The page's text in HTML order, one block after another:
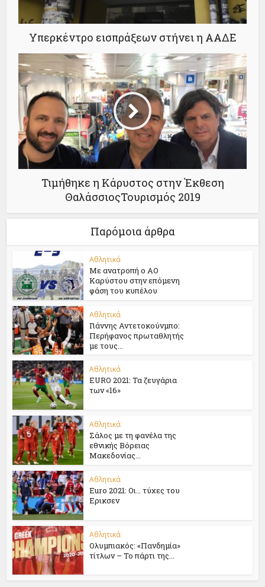
Υπερκέντρο εισπράξεων στήνει η ΑΑΔΕ
Τιμήθηκε η Κάρυστος στην Έκθεση
ΘαλάσσιοςΤουρισμός 2019
Παρόμοια άρθρα
Αθλητικά
Με ανατροπή ο ΑΟ
Καρύστου στην επόμενη
φάση του κυπέλου
Αθλητικά
Γιάννης Αντετοκούνμπο:
Περήφανος πρωταθλητής
με τους...
Αθλητικά
EURO 2021: Τα ζευγάρια
των «16»
Αθλητικά
Σάλος με τη φανέλα της
εθνικής Βόρειας
Μακεδονίας...
Αθλητικά
Euro 2021: Oι… τύχες του
Ερικσεν
Αθλητικά
Ολυμπιακός: «Πανδημία»
τίτλων – Το πάρτι της...